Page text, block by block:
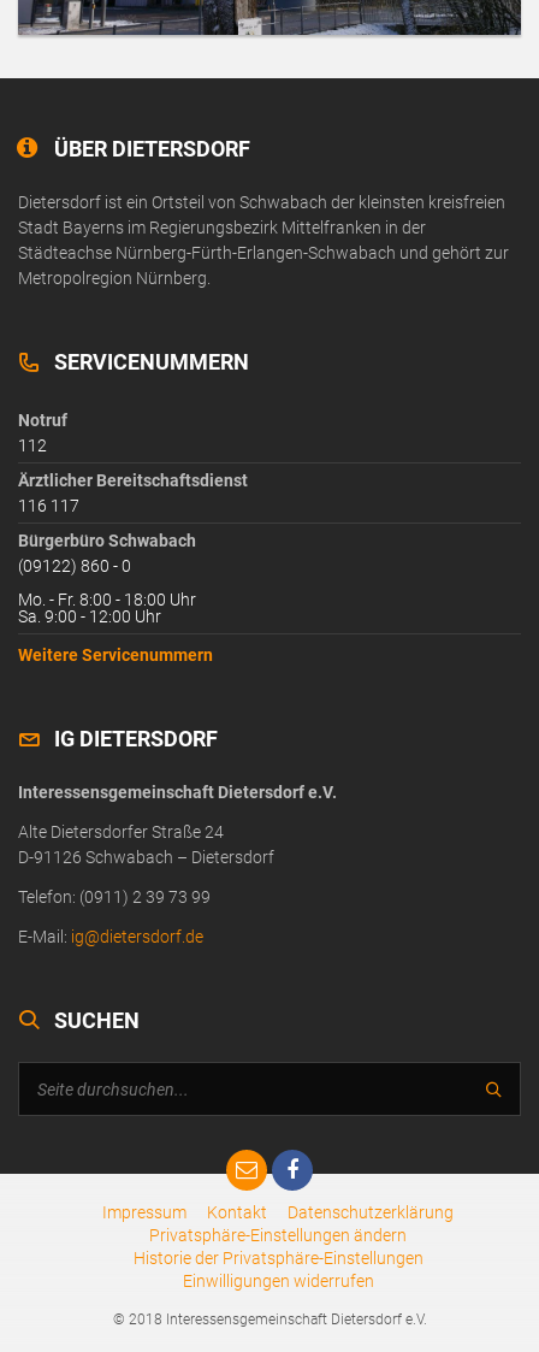
ÜBER DIETERSDORF
Dietersdorf ist ein Ortsteil von Schwabach der kleinsten kreisfreien
Stadt Bayerns im Regierungsbezirk Mittelfranken in der
Städteachse Nürnberg-Fürth-Erlangen-Schwabach und gehört zur
Metropolregion Nürnberg.
SERVICENUMMERN
Notruf
112
Ärztlicher Bereitschaftsdienst
116 117
Bürgerbüro Schwabach
(09122) 860 - 0
Mo. - Fr. 8:00 - 18:00 Uhr
Sa. 9:00 - 12:00 Uhr
Weitere Servicenummern
IG DIETERSDORF
Interessensgemeinschaft Dietersdorf e.V.
Alte Dietersdorfer Straße 24
D-91126 Schwabach – Dietersdorf
Telefon: (0911) 2 39 73 99
E-Mail: ig@dietersdorf.de
SUCHEN
Impressum Kontakt
Datenschutzerklärung
Privatsphäre-Einstellungen ändern
Historie der Privatsphäre-Einstellungen
Einwilligungen widerrufen
© 2018 Interessensgemeinschaft Dietersdorf e.V.